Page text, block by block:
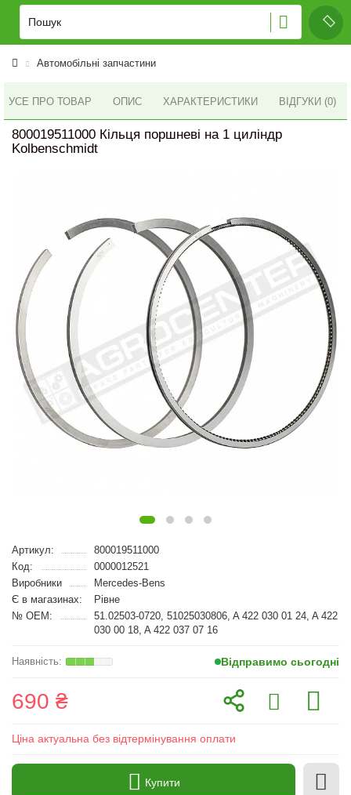
Автомобільні запчастини
УСЕ ПРО ТОВАР ОПИС ХАРАКТЕРИСТИКИ ВІДГУКИ (0)
800019511000 Кільця поршневі на 1 циліндр
Kolbenschmidt
Артикул:
800019511000
Код:
0000012521
Виробники
Mercedes-Bens
Є в магазинах:
Рівне
№ OEM:
51.02503-0720, 51025030806, A 422 030 01 24, A 422
030 00 18, A 422 037 07 16
Відправимо сьогодні
690 ₴
Ціна актуальна без відтермінування оплати
Купити